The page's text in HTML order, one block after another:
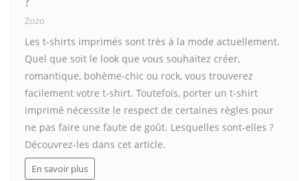
Zozo
Les t-shirts imprimés sont très à la mode actuellement.
Quel que soit le look que vous souhaitez créer,
romantique, bohème-chic ou rock, vous trouverez
facilement votre t-shirt. Toutefois, porter un t-shirt
imprimé nécessite le respect de certaines règles pour
ne pas faire une faute de goût. Lesquelles sont-elles ?
Découvrez-les dans cet article.
En savoir plus